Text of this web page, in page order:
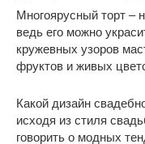
Многоярусный торт –
ведь его можно
кружевных узоров
фруктов и живых
Какой дизайн
исходя из стиля
говорить о модных